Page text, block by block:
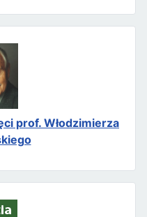
prof. Włodzimierza